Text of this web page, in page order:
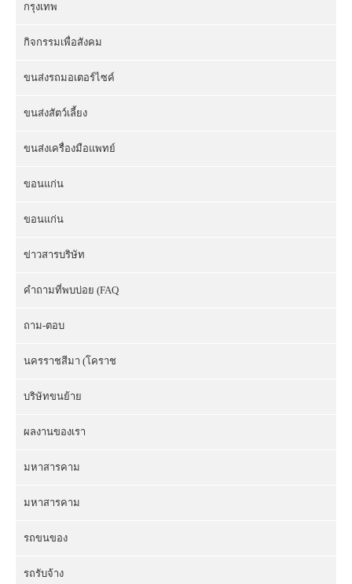
กรุงเทพ
กิจกรรมเพื่อสังคม
ขนส่งรถมอเตอร์ไซค์
ขนส่งสัตว์เลี้ยง
ขนส่งเครื่องมือแพทย์
ขอนแก่น
ขอนแก่น
ข่าวสารบริษัท
คำถามที่พบบ่อย (FAQ
ถาม-ตอบ
นครราชสีมา (โคราช
บริษัทขนย้าย
ผลงานของเรา
มหาสารคาม
มหาสารคาม
รถขนของ
รถรับจ้าง